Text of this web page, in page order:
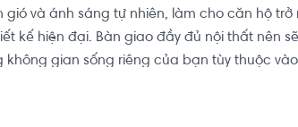
gió và ánh sáng tự nhiên, làm cho căn hộ
kế hiện đại. Bàn giao đầy đủ nội thất nên
không gian sống riêng của bạn tùy thuộc